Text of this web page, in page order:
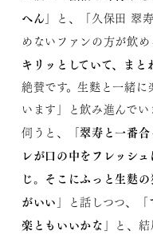
へん 」と、「久保田 翠
めないファンの方が飲
キリッとしていて、ま
絶賛です。生麩と一緒
います」と飲み進んで
伺うと、「翠寿と一番
レが口の中をフレッシ
じ。そこにふっと生麩
がいい 」と話しつつ、「
楽ともいいかな 」と、